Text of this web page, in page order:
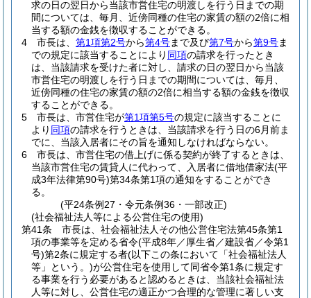
求の日の翌日から当該市営住宅の明渡しを行う日までの期
間については、毎月、近傍同種の住宅の家賃の額の2倍に相
当する額の金銭を徴収することができる。
4
市長は、 第1項第2号から第4号まで及び第7号から第9号ま
での規定に該当することにより 同項の請求を行ったとき
は、当該請求を受けた者に対し、請求の日の翌日から当該
市営住宅の明渡しを行う日までの期間については、毎月、
近傍同種の住宅の家賃の額の2倍に相当する額の金銭を徴収
することができる。
5
市長は、市営住宅が第1項第5号の規定に該当することに
より 同項の請求を行うときは、当該請求を行う日の6月前ま
でに、当該入居者にその旨を通知しなければならない。
6
市長は、市営住宅の借上げに係る契約が終了するときは、
当該市営住宅の賃貸人に代わって、入居者に借地借家法(平
成3年法律第90号)第34条第1項の通知をすることができ
る。
(平24条例27・令元条例36・一部改正)
(社会福祉法人等による公営住宅の使用)
第41条
市長は、社会福祉法人その他公営住宅法第45条第1
項の事業等を定める省令(平成8年／厚生省／建設省／令第1
号)第2条に規定する者(以下この条において「社会福祉法人
等」という。)が公営住宅を使用して同省令第1条に規定す
る事業を行う必要があると認めるときは、当該社会福祉法
人等に対し、公営住宅の適正かつ合理的な管理に著しい支